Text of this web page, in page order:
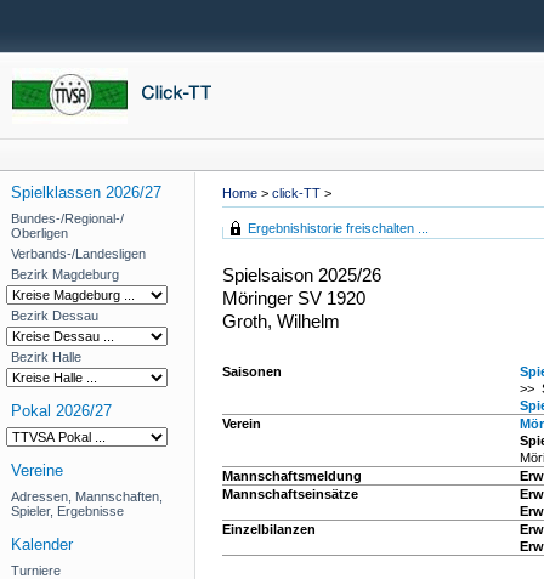
Home > click-TT >
Spielklassen 2026/27
Bundes-/Regional-/
Oberligen
Verbands-/Landesligen
Bezirk Magdeburg
Bezirk Dessau
Bezirk Halle
Pokal 2026/27
Vereine
Adressen, Mannschaften,
Spieler, Ergebnisse
Kalender
Turniere
Ergebnishistorie freischalten ...
Spielsaison 2025/26
Möringer SV 1920
Groth, Wilhelm
Saisonen
>>
Verein
Mannschaftsmeldung
Mannschaftseinsätze
Einzelbilanzen